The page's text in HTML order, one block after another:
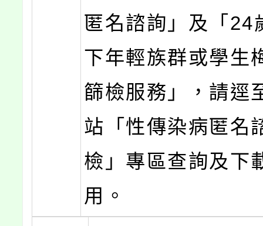
匿名諮詢」及「24
下年輕族群或學生
篩檢服務」，請逕
站「性傳染病匿名
檢」專區查詢及下
用。